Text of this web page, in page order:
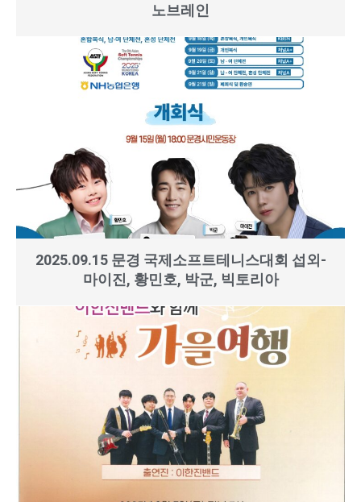
노브레인
2025.09.15 문경 국제소프트테니스대회 섭외-
마이진, 황민호, 박군, 빅토리아